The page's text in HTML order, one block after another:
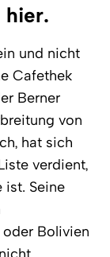
hier.
und nicht
Cafethek
Berner
von
hat sich
verdient,
ist. Seine
Bolivien